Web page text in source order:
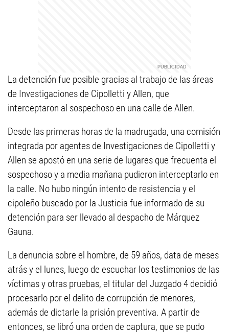
La detención fue posible gracias al trabajo de las áreas
de Investigaciones de Cipolletti y Allen, que
interceptaron al sospechoso en una calle de Allen.
Desde las primeras horas de la madrugada, una comisión
integrada por agentes de Investigaciones de Cipolletti y
Allen se apostó en una serie de lugares que frecuenta el
sospechoso y a media mañana pudieron interceptarlo en
la calle. No hubo ningún intento de resistencia y el
cipoleño buscado por la Justicia fue informado de su
detención para ser llevado al despacho de Márquez
Gauna.
La denuncia sobre el hombre, de 59 años, data de meses
atrás y el lunes, luego de escuchar los testimonios de las
víctimas y otras pruebas, el titular del Juzgado 4 decidió
procesarlo por el delito de corrupción de menores,
además de dictarle la prisión preventiva. A partir de
entonces, se libró una orden de captura, que se pudo